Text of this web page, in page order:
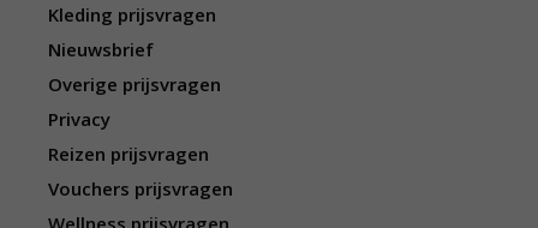
Kleding prijsvragen
Nieuwsbrief
Overige prijsvragen
Privacy
Reizen prijsvragen
Vouchers prijsvragen
Wellness prijsvragen